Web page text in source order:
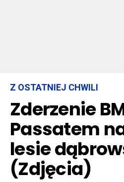
Z OSTATNIEJ CHWILI
Zderzenie
Passatem
lesie
(Zdjęcia)